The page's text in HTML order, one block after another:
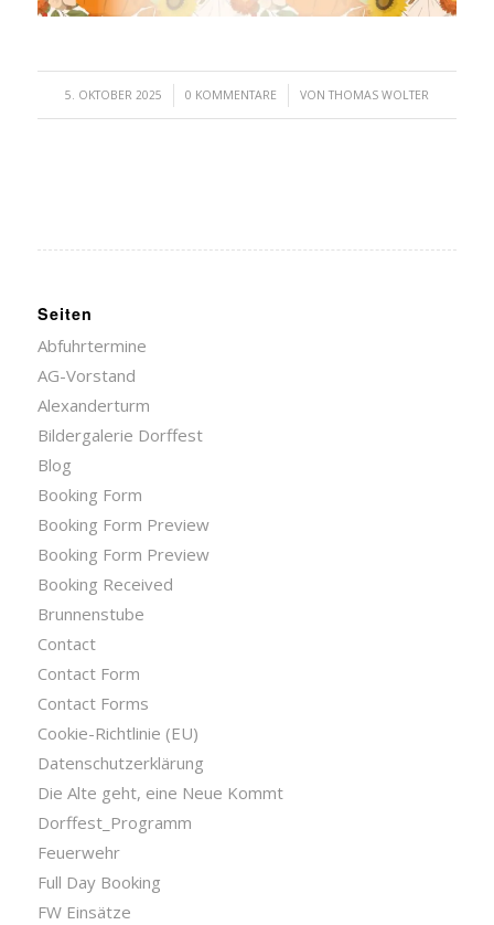
5. OKTOBER 2025
/ 0 KOMMENTARE
/ VONTHOMAS WOLTER
Seiten
Abfuhrtermine
AG-Vorstand
Alexanderturm
Bildergalerie Dorffest
Blog
Booking Form
Booking Form Preview
Booking Form Preview
Booking Received
Brunnenstube
Contact
Contact Form
Contact Forms
Cookie-Richtlinie (EU)
Datenschutzerklärung
Die Alte geht, eine Neue Kommt
Dorffest_Programm
Feuerwehr
Full Day Booking
FW Einsätze